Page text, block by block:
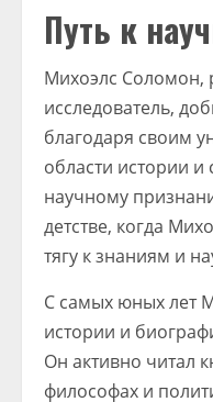
Путь к
Михоэлс Соломон,
исследователь,
благодаря своим
области истории и
научному
детстве, когда
тягу к знаниям и
С самых юных лет
истории и
Он активно читал
философах и